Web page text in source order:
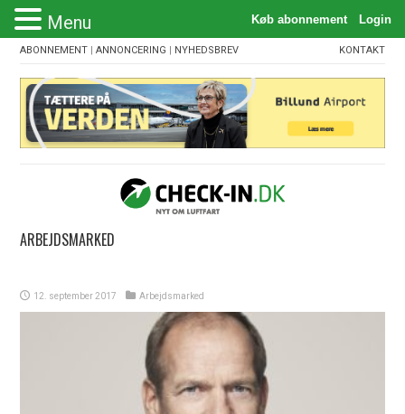
ABONNEMENT |ANNONCERING | NYHEDSBREV KONTAKT
ARBEJDSMARKED
12. september 2017 Arbejdsmarked
Menu